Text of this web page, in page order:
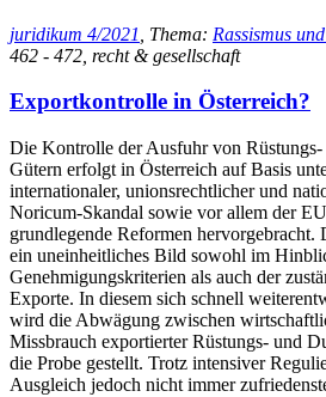
juridikum 4/2021 , Thema: Rassismus
462 - 472, recht & gesellschaft
Exportkontrolle in Österreich?
Die Kontrolle der Ausfuhr von Rüstungs-
Gütern erfolgt in Österreich auf Basis
internationaler, unionsrechtlicher und
Noricum-Skandal sowie vor allem der
grundlegende Reformen hervorgebracht.
ein uneinheitliches Bild sowohl im
Genehmigungskriterien als auch der
Exporte. In diesem sich schnell
wird die Abwägung zwischen
Missbrauch exportierter Rüstungs- und
die Probe gestellt. Trotz intensiver
Ausgleich jedoch nicht immer